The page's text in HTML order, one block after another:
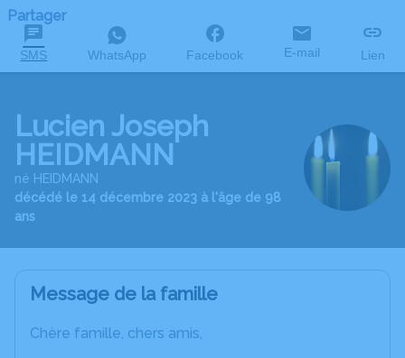
Partager
SMS WhatsApp Facebook E-mail Lien
Lucien Joseph
HEIDMANN
né HEIDMANN
décédé le 14 décembre 2023 à l'âge de 98
ans
Message de la famille
Chère famille, chers amis,